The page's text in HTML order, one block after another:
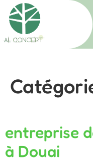
entreprise
à Douai